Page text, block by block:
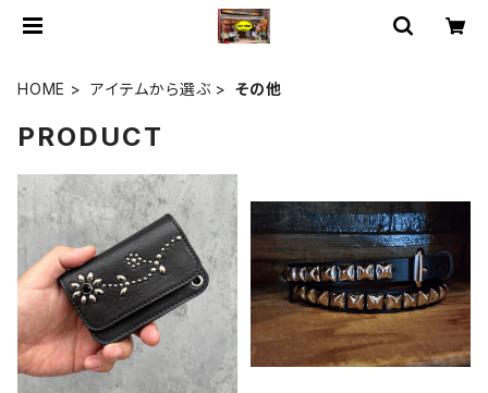
HOME アイテムから選ぶ その他
PRODUCT